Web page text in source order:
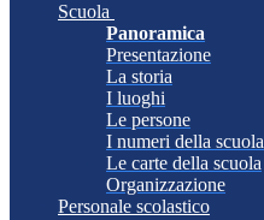
Scuola
Panoramica
Presentazione
La storia
I luoghi
Le persone
I numeri della scuola
Le carte della scuola
Organizzazione
Personale scolastico